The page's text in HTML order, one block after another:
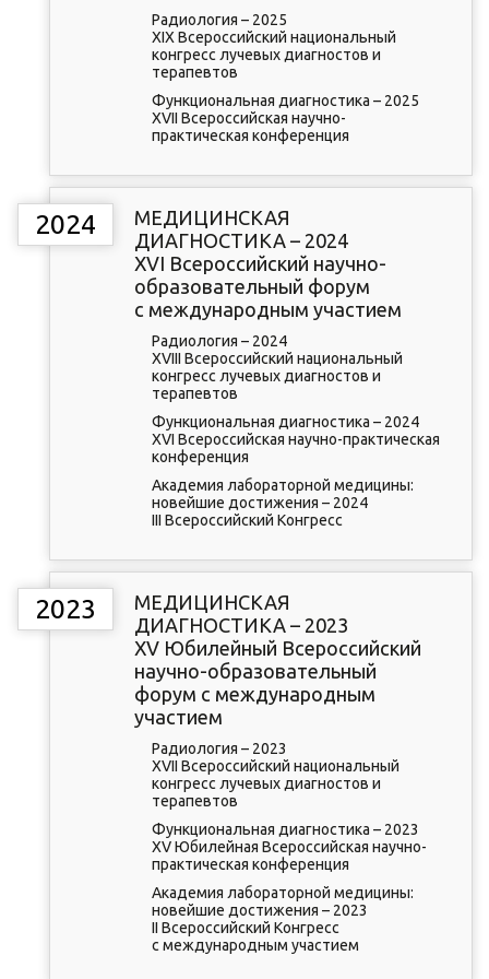
Радиология – 2025
XIX Всероссийский национальный
конгресс лучевых диагностов и
терапевтов
Функциональная диагностика – 2025
XVII Всероссийская научно-
практическая конференция
2024
МЕДИЦИНСКАЯ
ДИАГНОСТИКА – 2024
XVI Всероссийский научно-
образовательный форум
с международным участием
Радиология – 2024
XVIII Всероссийский национальный
конгресс лучевых диагностов и
терапевтов
Функциональная диагностика – 2024
XVI Всероссийская научно-практическая
конференция
Академия лабораторной медицины:
новейшие достижения – 2024
III Всероссийский Конгресс
2023
МЕДИЦИНСКАЯ
ДИАГНОСТИКА – 2023
XV Юбилейный Всероссийский
научно-образовательный
форум с международным
участием
Радиология – 2023
XVII Всероссийский национальный
конгресс лучевых диагностов и
терапевтов
Функциональная диагностика – 2023
XV Юбилейная Всероссийская научно-
практическая конференция
Академия лабораторной медицины:
новейшие достижения – 2023
II Всероссийский Конгресс
с международным участием